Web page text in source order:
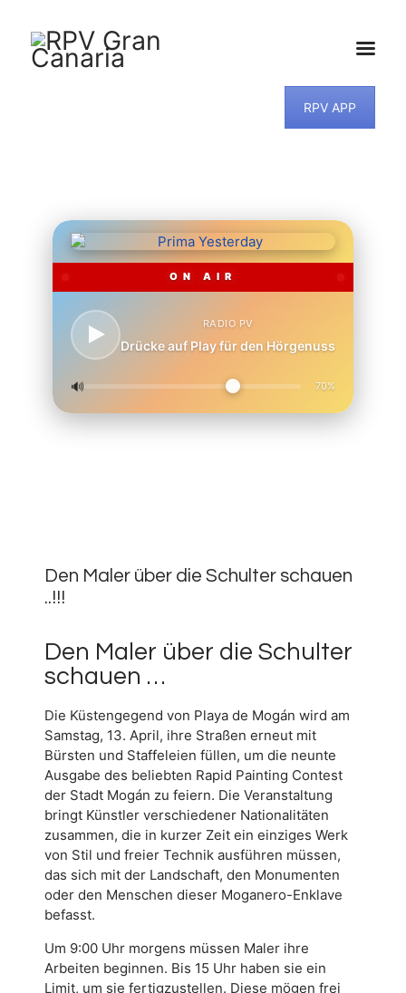
RPV APP
ON AIR
RADIO PV
Drücke auf Play für den Hörgenuss
🔊 70%
MUSIKWUNSCH
Den Maler über die Schulter schauen
..!!!
Den Maler über die Schulter
schauen …
Die Küstengegend von Playa de Mogán wird am
Samstag, 13. April, ihre Straßen erneut mit
Bürsten und Staffeleien füllen, um die neunte
Ausgabe des beliebten Rapid Painting Contest
der Stadt Mogán zu feiern. Die Veranstaltung
bringt Künstler verschiedener Nationalitäten
zusammen, die in kurzer Zeit ein einziges Werk
von Stil und freier Technik ausführen müssen,
das sich mit der Landschaft, den Monumenten
oder den Menschen dieser Moganero-Enklave
befasst.
Um 9:00 Uhr morgens müssen Maler ihre
Arbeiten beginnen. Bis 15 Uhr haben sie ein
Limit, um sie fertigzustellen. Diese mögen frei